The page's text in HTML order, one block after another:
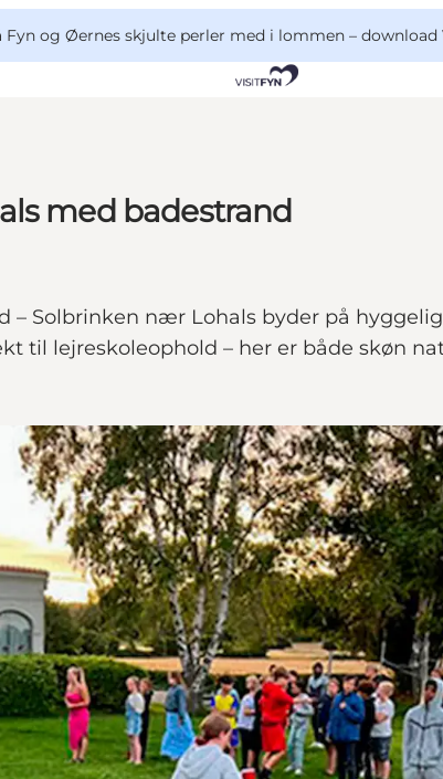
Fyn og Øernes skjulte perler med i lommen – download
med badestrand
– Solbrinken nær Lohals byder på
til lejreskoleophold – her er både skøn